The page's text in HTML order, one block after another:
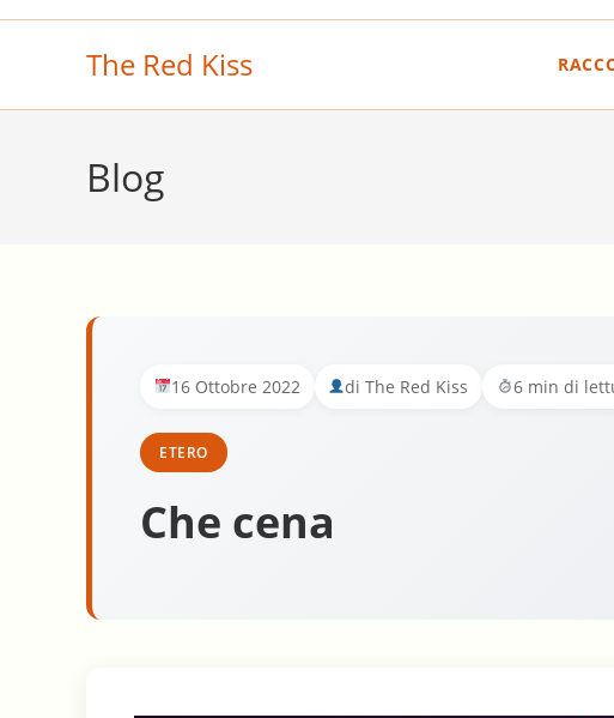
Salta
The Red Kiss
Blog
16 Ottobre 2022 di The Red Kiss 6 min di
ETERO
Che cena